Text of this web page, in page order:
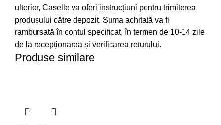
ulterior, Caselle va oferi instrucțiuni pentru trimiterea
produsului către depozit. Suma achitată va fi
rambursată în contul specificat, în termen de 10-14 zile
de la recepționarea și verificarea returului.
Produse similare